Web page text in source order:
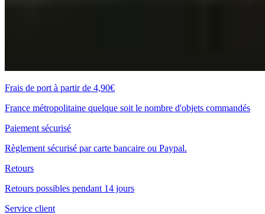
Frais de port à partir de 4,90€
France métropolitaine quelque soit le nombre d'objets commandés
Paiement sécurisé
Règlement sécurisé par carte bancaire ou Paypal.
Retours
Retours possibles pendant 14 jours
Service client